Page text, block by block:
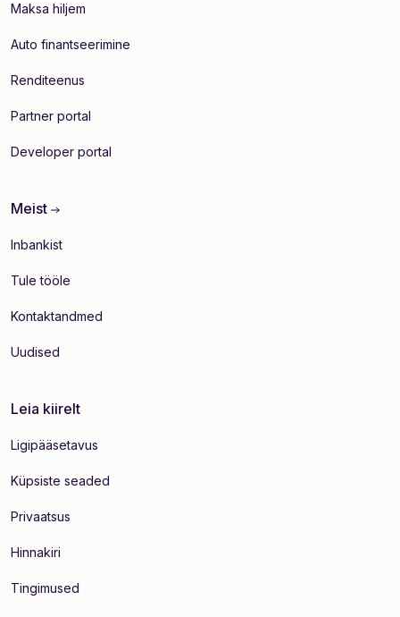
Maksa hiljem
Auto finantseerimine
Renditeenus
Partner portal
Developer portal
Meist
Inbankist
Tule tööle
Kontaktandmed
Uudised
Leia kiirelt
Ligipääsetavus
Küpsiste seaded
Privaatsus
Hinnakiri
Tingimused